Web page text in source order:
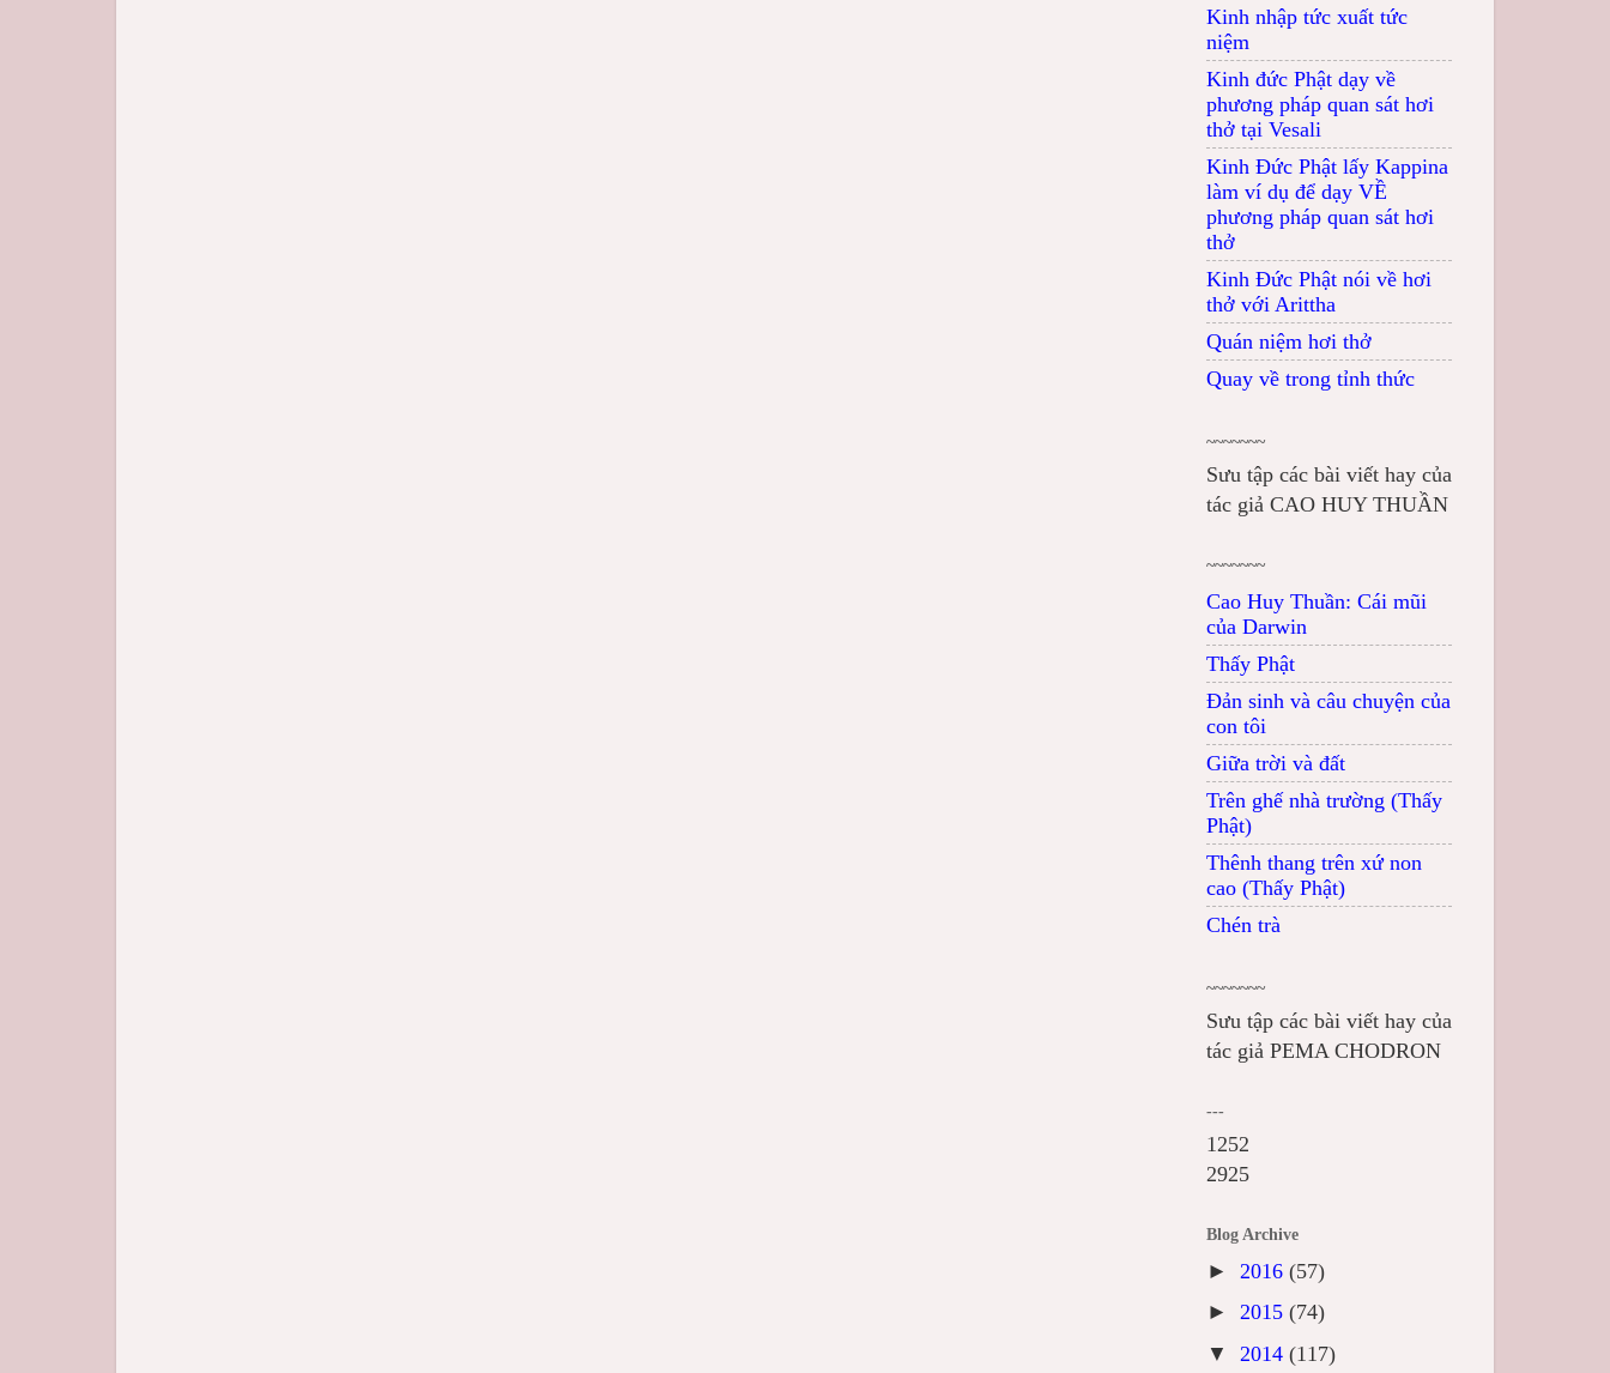
Kinh nhập tức xuất tức
niệm
Kinh đức Phật dạy về
phương pháp quan sát hơi
thở tại Vesali
Kinh Đức Phật lấy Kappina
làm ví dụ để dạy VỀ
phương pháp quan sát hơi
thở
Kinh Đức Phật nói về hơi
thở với Arittha
Quán niệm hơi thở
Quay về trong tỉnh thức
~~~~~~~
Sưu tập các bài viết hay của
tác giả CAO HUY THUẦN
~~~~~~~
Cao Huy Thuần: Cái mũi
của Darwin
Thấy Phật
Đản sinh và câu chuyện của
con tôi
Giữa trời và đất
Trên ghế nhà trường (Thấy
Phật)
Thênh thang trên xứ non
cao (Thấy Phật)
Chén trà
~~~~~~~
Sưu tập các bài viết hay của
tác giả PEMA CHODRON
---
1252
2925
Blog Archive
► 2016 (57)
► 2015 (74)
▼ 2014 (117)